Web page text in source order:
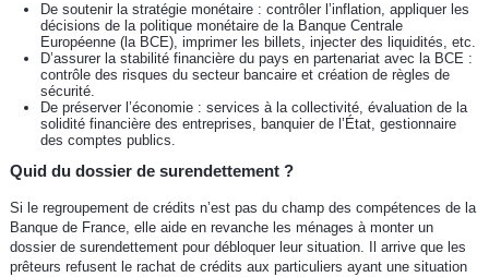
De soutenir la stratégie monétaire : contrôler l’inflation, appliquer les
décisions de la politique monétaire de la Banque Centrale
Européenne (la BCE), imprimer les billets, injecter des liquidités, etc.
D’assurer la stabilité financière du pays en partenariat avec la BCE :
contrôle des risques du secteur bancaire et création de règles de
sécurité.
De préserver l’économie : services à la collectivité, évaluation de la
solidité financière des entreprises, banquier de l’État, gestionnaire
des comptes publics.
Quid du dossier de surendettement ?
Si le regroupement de crédits n’est pas du champ des compétences de la
Banque de France, elle aide en revanche les ménages à monter un
dossier de surendettement pour débloquer leur situation. Il arrive que les
prêteurs refusent le rachat de crédits aux particuliers ayant une situation